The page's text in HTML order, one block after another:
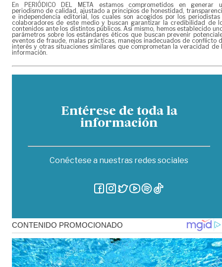
En PERIÓDICO DEL META estamos comprometidos en generar
periodismo de calidad, ajustado a principios de honestidad,
e independencia editorial, los cuales son acogidos por los periodistas
colaboradores de este medio y buscan garantizar la credibilidad de
contenidos ante los distintos públicos. Así mismo, hemos establecido
parámetros sobre los estándares éticos que buscan prevenir
eventos de fraude, malas prácticas, manejos inadecuados de conflicto
interés y otras situaciones similares que comprometan la veracidad de
información.
Entérese de toda la
información
Conéctese a nuestras redes sociales